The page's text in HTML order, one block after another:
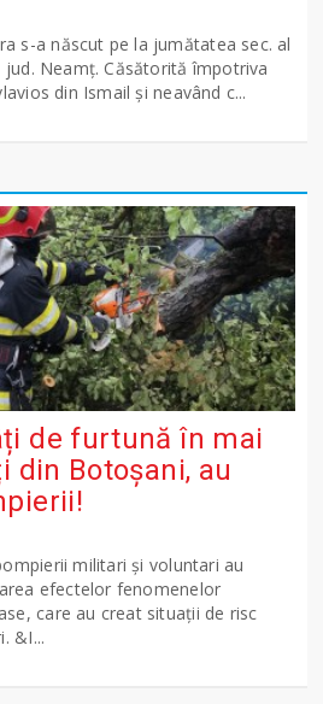
s-a născut pe la jumătatea sec. al
Neamţ. Căsătorită împotriva
din Ismail şi neavând c...
de furtună în mai
din Botoșani, au
militari și voluntari au
efectelor fenomenelor
care au creat situații de risc
&I...